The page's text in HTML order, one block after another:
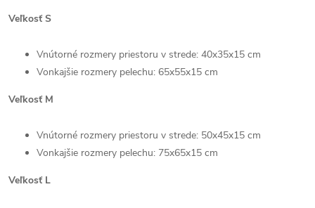
Veľkosť S
Vnútorné rozmery priestoru v strede: 40x35x15 cm
Vonkajšie rozmery pelechu: 65x55x15 cm
Veľkosť M
Vnútorné rozmery priestoru v strede: 50x45x15 cm
Vonkajšie rozmery pelechu: 75x65x15 cm
Veľkosť L